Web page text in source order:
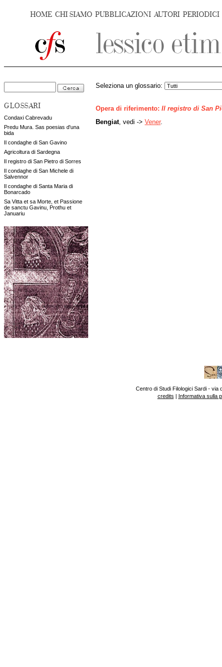
HOME CHI SIAMO PUBBLICAZIONI AUTORI PERIODICI
GLOSSARI
Condaxi Cabrevadu
Predu Mura. Sas poesias d'una
bida
Il condaghe di San Gavino
Agricoltura di Sardegna
Il registro di San Pietro di Sorres
Il condaghe di San Michele di
Salvennor
Il condaghe di Santa Maria di
Bonarcado
Sa Vitta et sa Morte, et Passione
de sanctu Gavinu, Prothu et
Januariu
Seleziona un glossario:
Opera di riferimento: Il registro di San
Bengiat, vedi -> Vener.
Centro di Studi Filologici Sardi - via
credits | Informativa sulla